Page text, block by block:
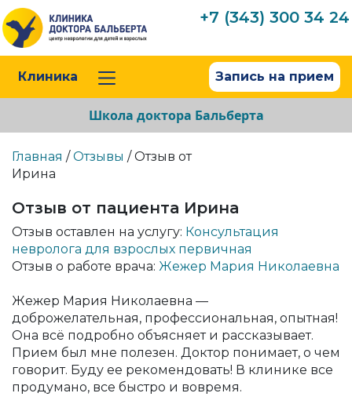
+7 (343) 300 34 24
Клиника Запись на прием
Школа доктора Бальберта
Главная / Отзывы / Отзыв от
Ирина
Отзыв от пациента Ирина
Отзыв оставлен на услугу: Консультация
невролога для взрослых первичная
Отзыв о работе врача: Жежер Мария Николаевна
Жежер Мария Николаевна —
доброжелательная, профессиональная, опытная!
Она всё подробно объясняет и рассказывает.
Прием был мне полезен. Доктор понимает, о чем
говорит. Буду ее рекомендовать! В клинике все
продумано, все быстро и вовремя.